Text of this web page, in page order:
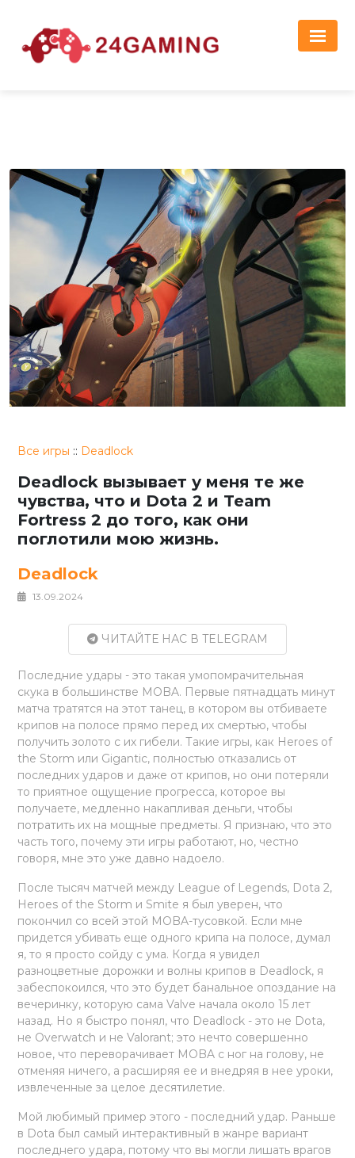
Все игры :: Deadlock
Deadlock вызывает у меня те же
чувства, что и Dota 2 и Team
Fortress 2 до того, как они
поглотили мою жизнь.
Deadlock
13.09.2024
ЧИТАЙТЕ НАС В TELEGRAM
Последние удары - это такая умопомрачительная
скука в большинстве MOBA. Первые пятнадцать минут
матча тратятся на этот танец, в котором вы отбиваете
крипов на полосе прямо перед их смертью, чтобы
получить золото с их гибели. Такие игры, как Heroes of
the Storm или Gigantic, полностью отказались от
последних ударов и даже от крипов, но они потеряли
то приятное ощущение прогресса, которое вы
получаете, медленно накапливая деньги, чтобы
потратить их на мощные предметы. Я признаю, что это
часть того, почему эти игры работают, но, честно
говоря, мне это уже давно надоело.
После тысяч матчей между League of Legends, Dota 2,
Heroes of the Storm и Smite я был уверен, что
покончил со всей этой MOBA-тусовкой. Если мне
придется убивать еще одного крипа на полосе, думал
я, то я просто сойду с ума. Когда я увидел
разноцветные дорожки и волны крипов в Deadlock, я
забеспокоился, что это будет банальное опоздание на
вечеринку, которую сама Valve начала около 15 лет
назад. Но я быстро понял, что Deadlock - это не Dota,
не Overwatch и не Valorant; это нечто совершенно
новое, что переворачивает MOBA с ног на голову, не
отменяя ничего, а расширяя ее и внедряя в нее уроки,
извлеченные за целое десятилетие.
Мой любимый пример этого - последний удар. Раньше
в Dota был самый интерактивный в жанре вариант
последнего удара, потому что вы могли лишать врагов